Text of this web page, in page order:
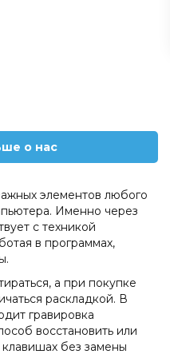
о нас
элементов любого
Именно через
с техникой
в программах,
а при покупке
раскладкой. В
гравировка
восстановить или
без замены